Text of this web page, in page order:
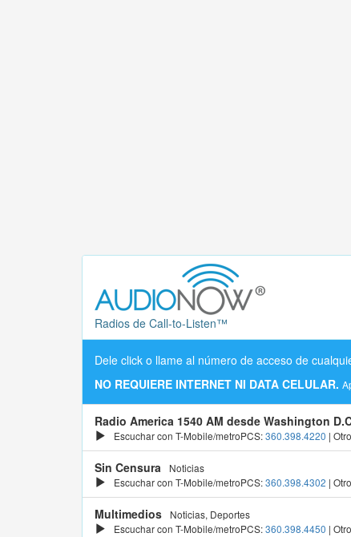
Radios de Call-to-Listen™
Dele click o llame al número de acceso de
NO REQUIERE INTERNET NI DATA CELULAR.
Radio America 1540 AM desde Washington
Escuchar con T-Mobile/metroPCS:360.398.4220 |
Sin Censura
Noticias
Escuchar con T-Mobile/metroPCS:360.398.4302 |
Multimedios
Noticias, Deportes
Escuchar con T-Mobile/metroPCS:360.398.4450 |